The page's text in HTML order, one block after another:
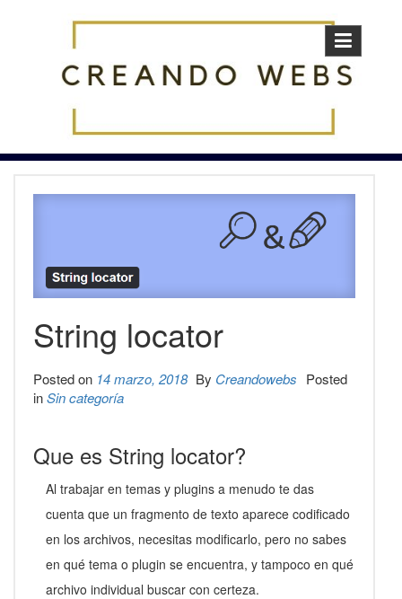
String locator
Posted on 14 marzo, 2018 By Creandowebs Posted
inSin categoría
Que es String locator?
Al trabajar en temas y plugins a menudo te das
cuenta que un fragmento de texto aparece codificado
en los archivos, necesitas modificarlo, pero no sabes
en qué tema o plugin se encuentra, y tampoco en qué
archivo individual buscar con certeza.